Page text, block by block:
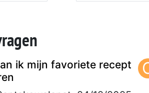
ik mijn favoriete recept